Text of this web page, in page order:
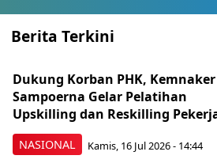
Berita Terkini
NASIONAL
Dukung Korban PHK,
Sampoerna Gelar Pelatihan
Upskilling dan Reskilling
Kamis, 16 Jul 2026 - 14:44